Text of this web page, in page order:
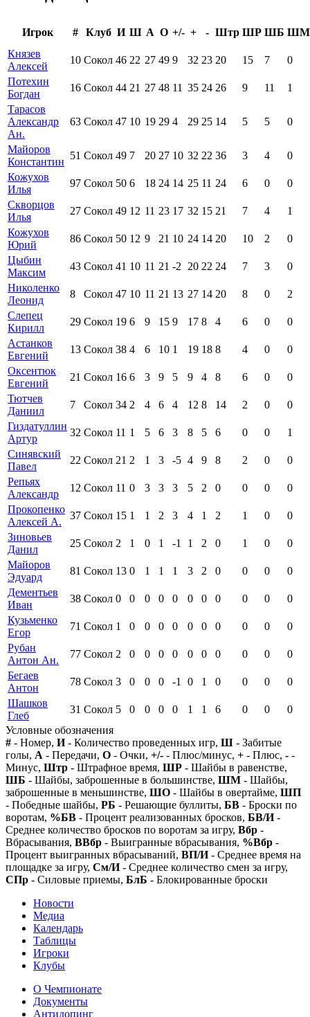
Игрок # Клуб И Ш А О +/- + - Штр ШР ШБ ШМ
Князев
Алексей
10 Сокол 46 22 27 49 9 32 23 20 15 7
0
Потехин
Богдан
16 Сокол 44 21 27 48 11 35 24 26 9 11
1
Тарасов
Александр
Ан.
63 Сокол 47 10 19 29 4 29 25 14 5 5 0
Майоров
Константин
51 Сокол 49 7 20 27 10 32 22 36 3 4
0
Кожухов
Илья
97 Сокол 50 6 18 24 14 25 11 24 6 0
0
Скворцов
Илья
27 Сокол 49 12 11 23 17 32 15 21 7 4
1
Кожухов
Юрий
86 Сокол 50 12 9 21 10 24 14 20 10 2
0
Цыбин
Максим
43 Сокол 41 10 11 21 -2 20 22 24 7 3
0
Николенко
Леонид
8 Сокол 47 10 11 21 13 27 14 20 8 0
2
Слепец
Кирилл
29 Сокол 19 6 9 15 9 17 8 4 6 0
0
Астанков
Евгений
13 Сокол 38 4 6 10 1 19 18 8 4 0
0
Оксентюк
Евгений
21 Сокол 16 6 3 9 5 9 4 8 6 0
0
Тютчев
Даниил
7 Сокол 34 2 4 6 4 12 8 14 2 0
0
Гиздатуллин
Артур
32 Сокол 11 1 5 6 3 8 5 6 0 0
1
Синявский
Павел
22 Сокол 21 2 1 3 -5 4 9 8 2 0
0
Репьях
Александр
12 Сокол 11 0 3 3 3 5 2 0 0 0
0
Прокопенко
Алексей А.
37 Сокол 15 1 1 2 3 4 1 2 1 0
0
Зиновьев
Данил
25 Сокол 2 1 0 1 -1 1 2 0 1 0
0
Майоров
Эдуард
81 Сокол 13 0 1 1 1 3 2 0 0 0
0
Дементьев
Иван
38 Сокол 0 0 0 0 0 0 0 0 0 0
0
Кузьменко
Егор
71 Сокол 1 0 0 0 0 0 0 0 0 0
0
Рубан
Антон Ан.
77 Сокол 2 0 0 0 0 0 0 0 0 0
0
Бегаев
Антон
78 Сокол 3 0 0 0 -1 0 1 0 0 0
0
Шашков
Глеб
31 Сокол 5 0 0 0 0 1 1 6 0 0
0
Условные обозначения
# - Номер, И- Количество проведенных игр, Ш - Забитые
голы, А - Передачи, О - Очки, +/- - Плюс/минус, + - Плюс, - -
Минус, Штр - Штрафное время, ШР - Шайбы в равенстве,
ШБ - Шайбы, заброшенные в большинстве, ШМ - Шайбы,
заброшенные в меньшинстве, ШО - Шайбы в овертайме, ШП
- Победные шайбы, РБ - Решающие буллиты, БВ - Броски по
воротам, %БВ - Процент реализованных бросков, БВ/И-
Среднее количество бросков по воротам за игру, Вбр -
Вбрасывания, ВВбр - Выигранные вбрасывания, %Вбр -
Процент выигранных вбрасываний, ВП/И- Среднее время на
площадке за игру, См/И- Среднее количество смен за игру,
СПр - Силовые приемы, БлБ - Блокированные броски
Новости
Медиа
Календарь
Таблицы
Игроки
Клубы
О Чемпионате
Документы
Антидопинг